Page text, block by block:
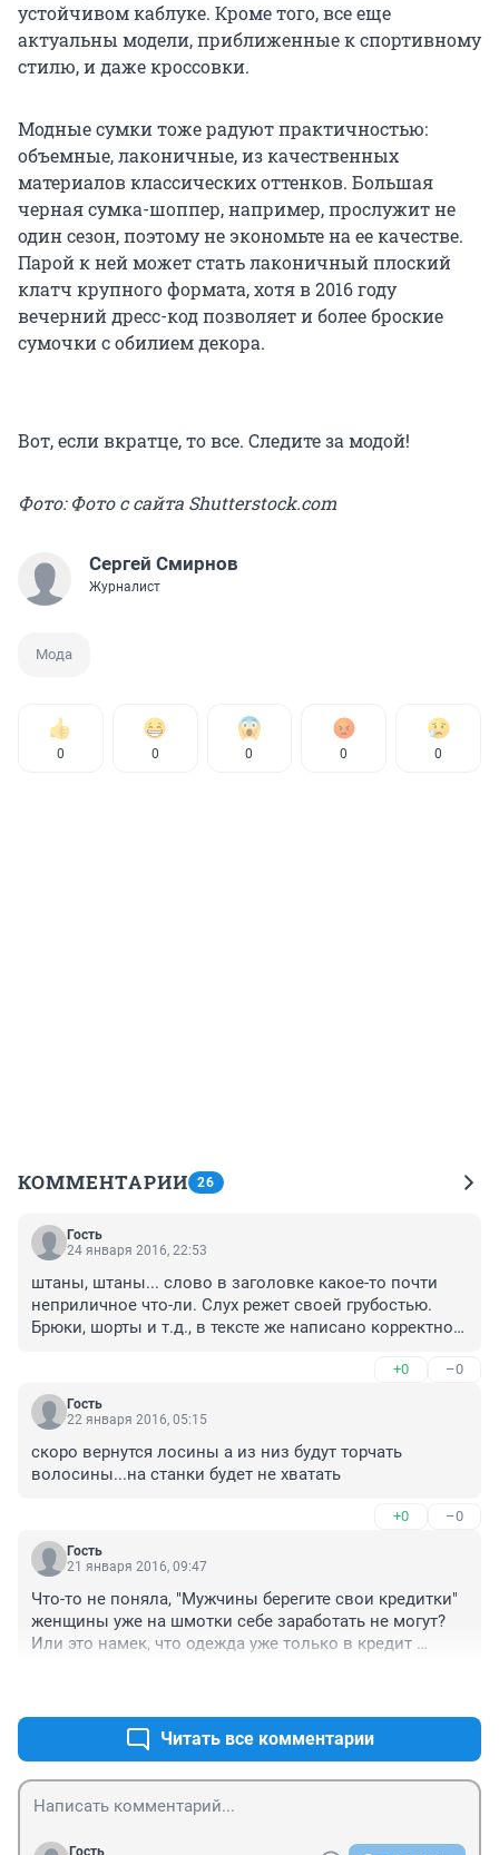
устойчивом каблуке. Кроме того, все еще
актуальны модели, приближенные к спортивному
стилю, и даже кроссовки.
Модные сумки тоже радуют практичностью:
объемные, лаконичные, из качественных
материалов классических оттенков. Большая
черная сумка-шоппер, например, прослужит не
один сезон, поэтому не экономьте на ее качестве.
Парой к ней может стать лаконичный плоский
клатч крупного формата, хотя в 2016 году
вечерний дресс-код позволяет и более броские
сумочки с обилием декора.
Вот, если вкратце, то все. Следите за модой!
Фото: Фото с сайта Shutterstock.com
Сергей Смирнов
Журналист
Мода
0 0 0 0 0
КОММЕНТАРИИ 26
Гость
24 января 2016, 22:53
штаны, штаны... слово в заголовке какое-то почти
неприличное что-ли. Слух режет своей грубостью.
Брюки, шорты и т.д., в тексте же написано корректно.
+0 –0
Гость
22 января 2016, 05:15
скоро вернутся лосины а из низ будут торчать
волосины...на станки будет не хватать
+0 –0
Гость
21 января 2016, 09:47
Что-то не поняла, "Мужчины берегите свои кредитки"
женщины уже на шмотки себе заработать не могут?
Или это намек, что одежда уже только в кредит
Читать все комментарии